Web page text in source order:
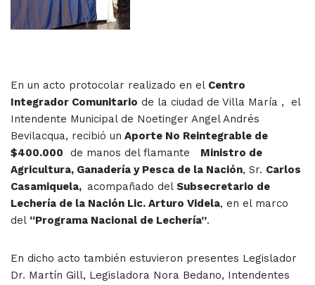
En un acto protocolar realizado en el Centro
Integrador Comunitario de la ciudad de Villa María , el
Intendente Municipal de Noetinger Angel Andrés
Bevilacqua, recibió un Aporte No Reintegrable de
$400.000 de manos del flamante Ministro de
Agricultura, Ganadería y Pesca de la Nación, Sr. Carlos
Casamiquela, acompañado del Subsecretario de
Lechería de la Nación Lic. Arturo Videla, en el marco
del “Programa Nacional de Lechería”.
En dicho acto también estuvieron presentes Legislador
Dr. Martín Gill, Legisladora Nora Bedano, Intendentes